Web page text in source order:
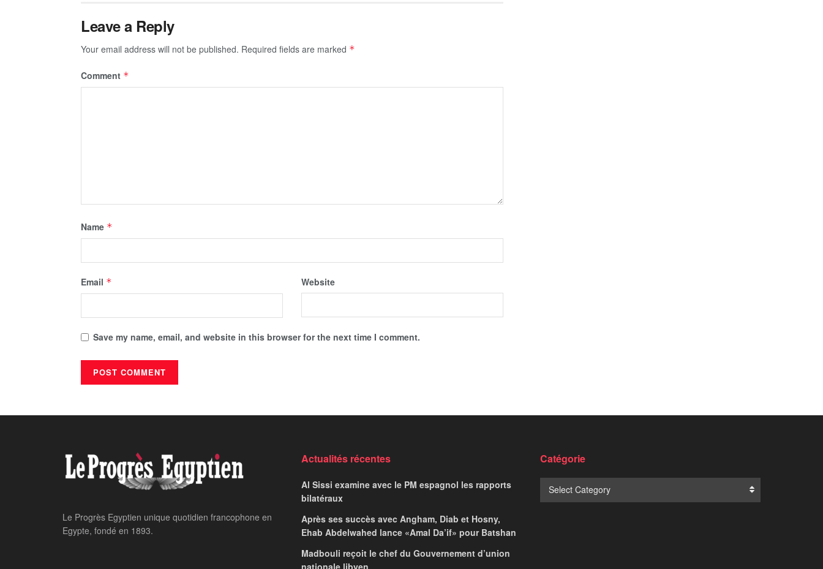
Leave a Reply
Your email address will not be published. Required fields are marked *
Comment *
Name *
Email * Website
Save my name, email, and website in this browser for the next time I comment.
Le Progrès Egyptien unique quotidien francophone en
Egypte, fondé en 1893.
Actualités récentes
Al Sissi examine avec le PM espagnol les rapports
bilatéraux
Après ses succès avec Angham, Diab et Hosny,
Ehab Abdelwahed lance «Amal Da’if» pour Batshan
Madbouli reçoit le chef du Gouvernement d’union
Catégorie
Select Category